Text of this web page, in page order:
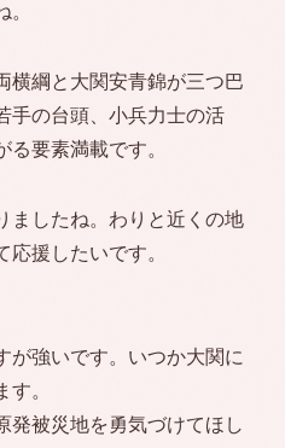
横綱と大関安青錦が三つ巴
手の台頭、小兵力士の活
要素満載です。
ましたね。わりと近くの地
援したいです。
が強いです。いつか大関に
。
発被災地を勇気づけてほし